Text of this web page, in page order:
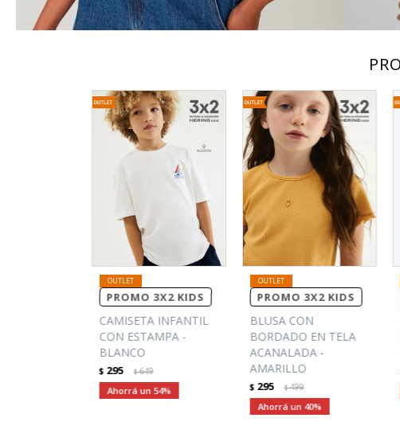
PROMO 3X2 KIDS
CAMISETA INFANTIL
CON ESTAMPA -
BLANCO
$ 295 $649
54
PROMO 3X2 KIDS
BLUSA CON
BORDADO EN TELA
ACANALADA -
AMARILLO
$ 295 $499
40